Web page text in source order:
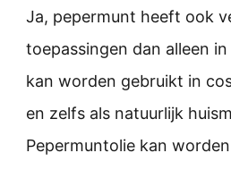
Ja, pepermunt heeft ook
toepassingen dan alleen
kan worden gebruikt in
en zelfs als natuurlijk
Pepermuntolie kan